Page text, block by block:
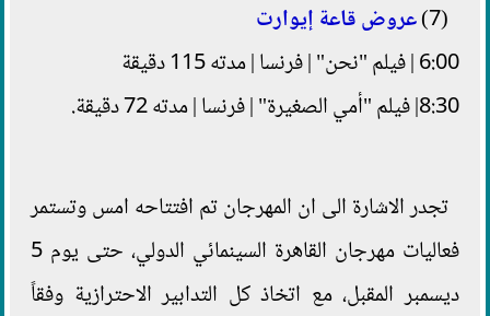
(7)
عروض قاعة إيوارت
6:00 | فيلم "نحن" | فرنسا | مدته 115 دقيقة
8:30| فيلم "أمي الصغيرة" | فرنسا | مدته 72 دقيقة.
تجدر الاشارة الى ان المهرجان تم افتتاحه امس وتستمر
فعاليات مهرجان القاهرة السينمائي الدولي، حتى يوم 5
ديسمبر المقبل، مع اتخاذ كل التدابير الاحترازية وفقاً